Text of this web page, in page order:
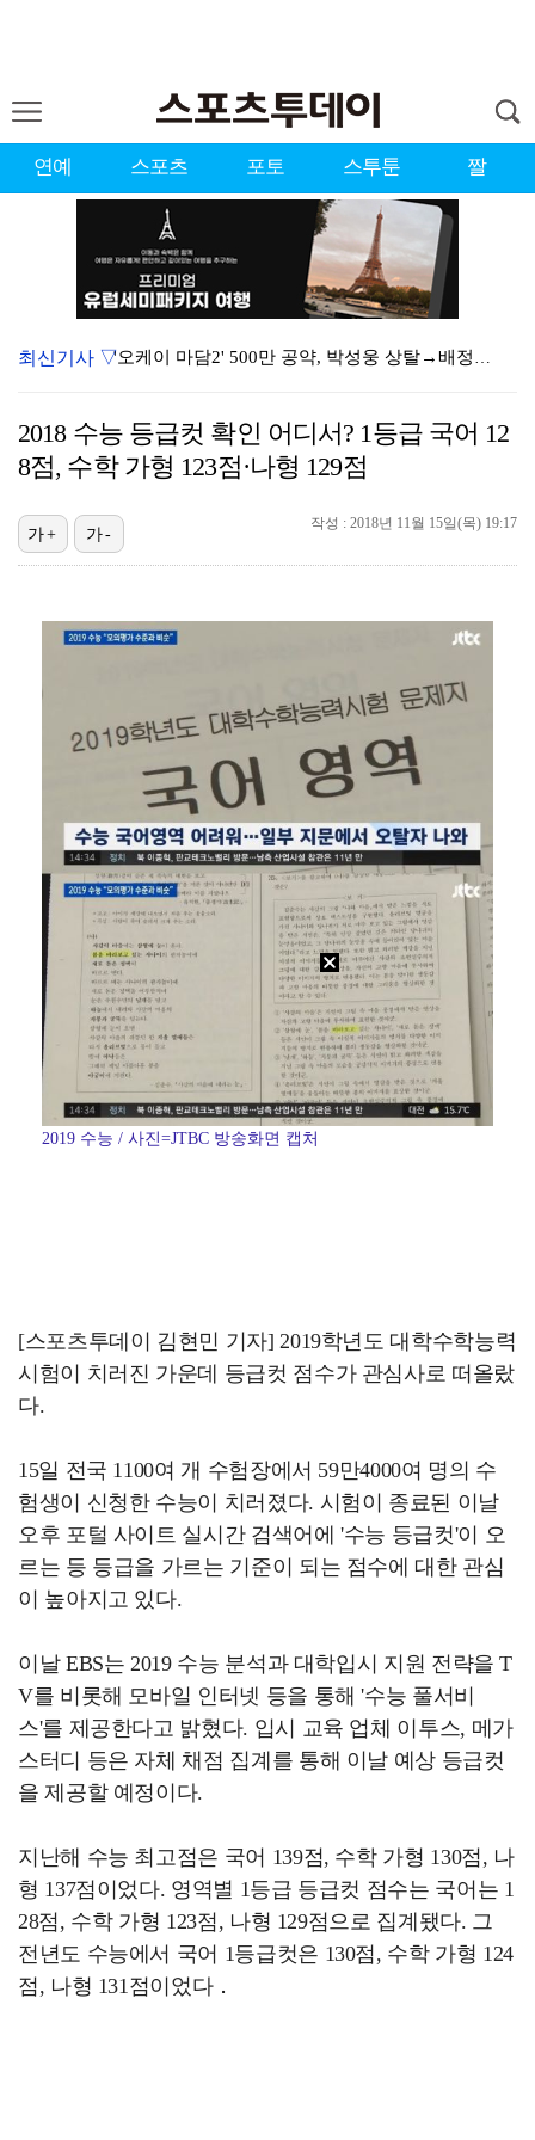
연예 스포츠 포토 스투툰 짤
'오케이 마담2' 500만 공약, 박성웅 상탈→배정남은…
"군 복무 끝나고 다시 모일 것" 스트레이 키즈, 성적…
황정민 폭로자 "아들 연극 몰래 관람? 소품 준비 돕고…
[ST포토] 스트레이 키즈 승민, '두손 모으고'
[ST포토] 스트레이 키즈 한, '수트 입고 멋있게'
최신기사 ▽
2018 수능 등급컷 확인 어디서? 1등급 국어 12
8점, 수학 가형 123점·나형 129점
작성 : 2018년 11월 15일(목) 19:17
가+ 가-
2019 수능 / 사진=JTBC 방송화면 캡처
[스포츠투데이 김현민 기자] 2019학년도 대학수학능력
시험이 치러진 가운데 등급컷 점수가 관심사로 떠올랐
다.
15일 전국 1100여 개 수험장에서 59만4000여 명의 수
험생이 신청한 수능이 치러졌다. 시험이 종료된 이날
오후 포털 사이트 실시간 검색어에 '수능 등급컷'이 오
르는 등 등급을 가르는 기준이 되는 점수에 대한 관심
이 높아지고 있다.
이날 EBS는 2019 수능 분석과 대학입시 지원 전략을 T
V를 비롯해 모바일 인터넷 등을 통해 '수능 풀서비
스'를 제공한다고 밝혔다. 입시 교육 업체 이투스, 메가
스터디 등은 자체 채점 집계를 통해 이날 예상 등급컷
을 제공할 예정이다.
지난해 수능 최고점은 국어 139점, 수학 가형 130점, 나
형 137점이었다. 영역별 1등급 등급컷 점수는 국어는 1
28점, 수학 가형 123점, 나형 129점으로 집계됐다. 그
전년도 수능에서 국어 1등급컷은 130점, 수학 가형 124
점, 나형 131점이었다．